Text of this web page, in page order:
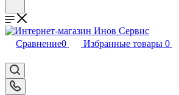
Сравнение0 Избранные товары 0